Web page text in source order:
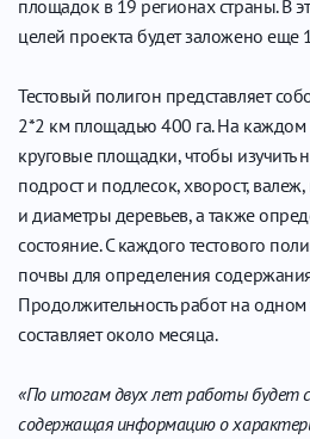
площадок в 19 регионах страны. В
целей проекта будет заложено еще
Тестовый полигон представляет
2*2 км площадью 400 га. На каждом
круговые площадки, чтобы изучить
подрост и подлесок, хворост,
и диаметры деревьев, а также
состояние. С каждого тестового
почвы для определения
Продолжительность работ на одном
составляет около месяца.
«По итогам двух лет работы будет
содержащая информацию о